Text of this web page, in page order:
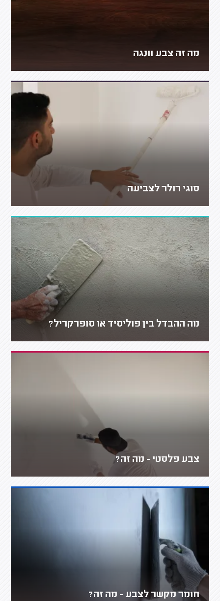
מה זה צבע וונגה
סוגי רולר לצביעה
מה ההבדל בין פוליסיד או סופרקריל?
צבע פלסטי - מה זה?
חומר מקשר לצבע - מה זה?